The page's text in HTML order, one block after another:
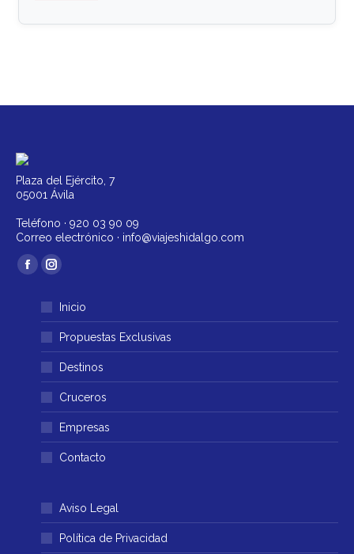
Plaza del Ejército, 7
05001 Ávila
Teléfono · 920 03 90 09
Correo electrónico · info@viajeshidalgo.com
Encuéntranos en:
Facebook
abre
una
ventana
Instagram
se
abre
en
una
ventana
Inicio
Propuestas Exclusivas
Destinos
Cruceros
Empresas
Contacto
Aviso Legal
Política de Privacidad